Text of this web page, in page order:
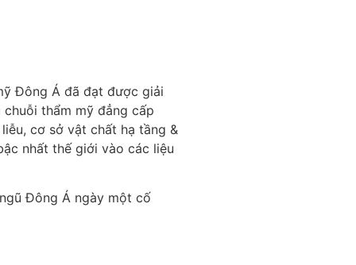
Đông Á đã đạt được giải
thẩm mỹ đẳng cấp
cơ sở vật chất hạ tầng &
nhất thế giới vào các liệu
Đông Á ngày một cố